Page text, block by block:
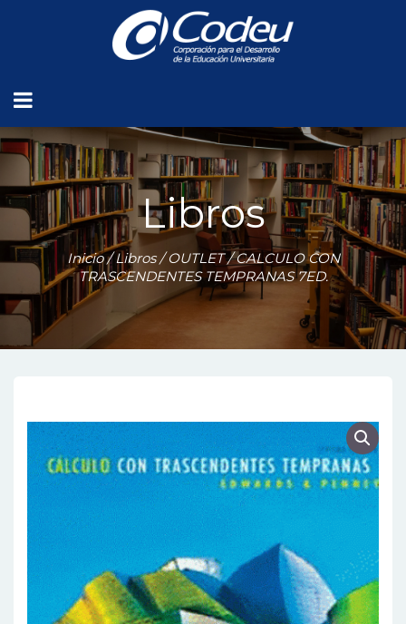
Libros
Inicio/Libros/OUTLET/ CALCULO CON
TRASCENDENTES TEMPRANAS 7ED.